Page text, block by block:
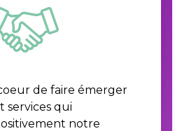
de faire émerger
services qui
notre